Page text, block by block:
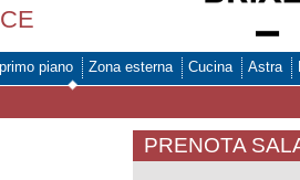
piano Zona esterna Cucina Astra
PRENOTA